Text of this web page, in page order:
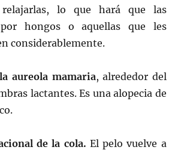
relajarlas, lo que hará que las
por hongos o aquellas que les
considerablemente.
aureola mamaria, alrededor del
lactantes. Es una alopecia de
de la cola. El pelo vuelve a